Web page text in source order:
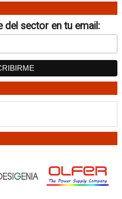
del sector en tu email: